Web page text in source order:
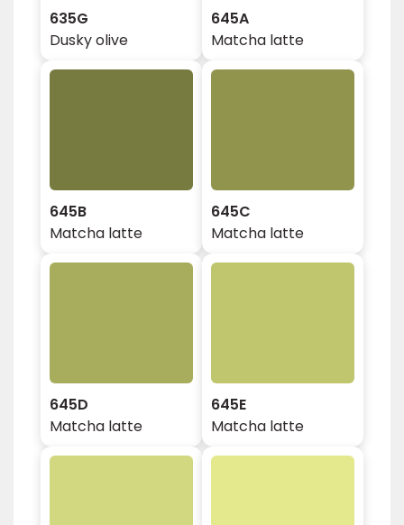
635G
Dusky olive
645A
Matcha latte
645B
Matcha latte
645C
Matcha latte
645D
Matcha latte
645E
Matcha latte